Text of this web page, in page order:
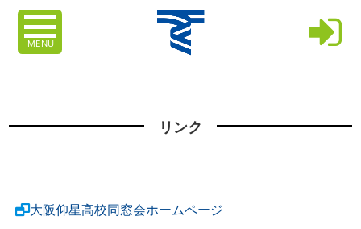
MENU
リンク
大阪仰星高校同窓会ホームページ